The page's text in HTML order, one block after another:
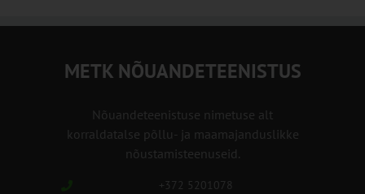
METK NÕUANDETEENISTUS
Nõuandeteenistuse nimetuse alt
korraldatalse põllu- ja maamajanduslikke
nõustamisteenuseid.
+372 5201078